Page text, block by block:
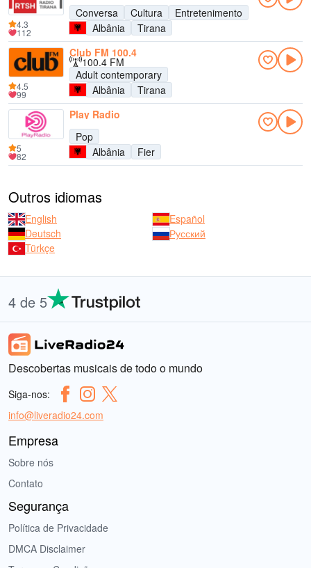
Conversa
Cultura
Entretenimento
Albânia
Tirana
4.3
112
Club FM 100.4
100.4 FM
Adult contemporary
Albânia
Tirana
4.5
99
Play Radio
Pop
Albânia
Fier
5
82
Outros idiomas
English
Español
Deutsch
Русский
Türkçe
4 de 5
Descobertas musicais de todo o mundo
Siga-nos:
info@liveradio24.com
Empresa
Sobre nós
Contato
Segurança
Política de Privacidade
DMCA Disclaimer